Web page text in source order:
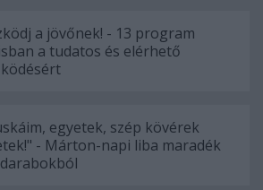
a jövőnek! - 13 program
a tudatos és elérhető
egyetek, szép kövérek
- Márton-napi liba maradék